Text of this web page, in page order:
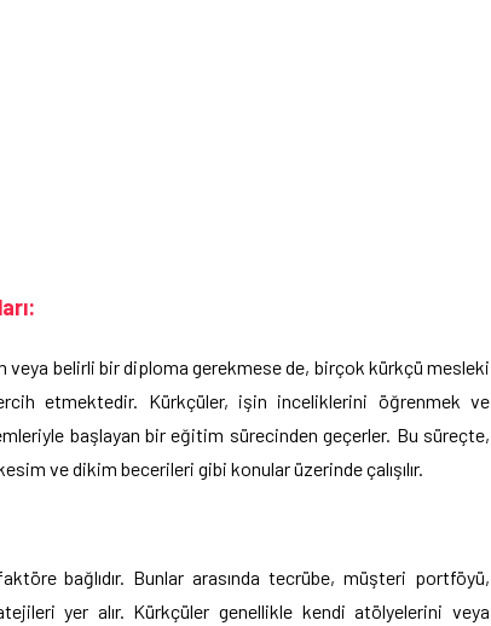
belirli bir diploma gerekmese de, birçok kürkçü mesleki
etmektedir. Kürkçüler, işin inceliklerini öğrenmek ve
başlayan bir eğitim sürecinden geçerler. Bu süreçte,
ve dikim becerileri gibi konular üzerinde çalışılır.
bağlıdır. Bunlar arasında tecrübe, müşteri portföyü,
yer alır. Kürkçüler genellikle kendi atölyelerini veya